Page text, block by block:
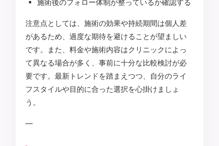
施術後のフォロー体制が整っているか確認する
注意点としては、施術の効果や持続期間は個人差
があるため、過度な期待を避けることが望ましい
です。また、料金や施術内容はクリニックによっ
て異なる場合が多く、事前に十分な比較検討が必
要です。最新トレンドを踏まえつつ、自分のライ
フスタイルや目的に合った選択を心掛けましょ
う。
—